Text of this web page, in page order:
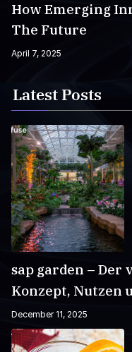
How Emerging
The Future
April 7, 2025
Latest Posts
sap garden – Der
Konzept, Nutzen
December 11, 2025